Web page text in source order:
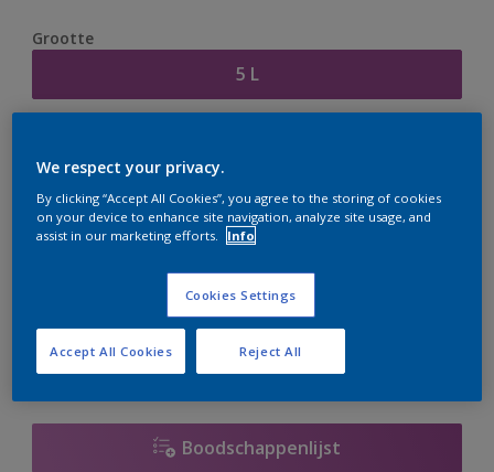
Grootte
5 L
er hard aan om de voorraad aan te vullen.
Boodschappenlijst
We respect your privacy.
By clicking “Accept All Cookies”, you agree to the storing of cookies
on your device to enhance site navigation, analyze site usage, and
assist in our marketing efforts.
Info
Cookies Settings
Reject All
Accept All Cookies